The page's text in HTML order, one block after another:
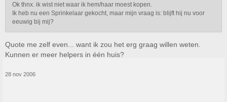
Ok thnx. ik wist niet waar ik hem/haar moest kopen.
Ik heb nu een Sprinkelaar gekocht, maar mijn vraag is: blijft hij nu voor
eeuwig bij mij?
Quote me zelf even... want ik zou het erg graag willen weten.
Kunnen er meer helpers in één huis?
28 nov 2006